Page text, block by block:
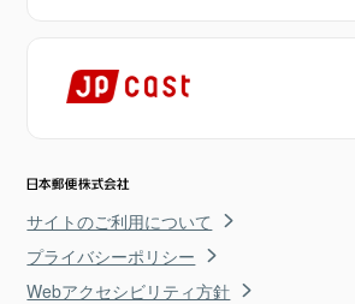
サイトのご利用について
プライバシーポリシー
Webアクセシビリティ方針